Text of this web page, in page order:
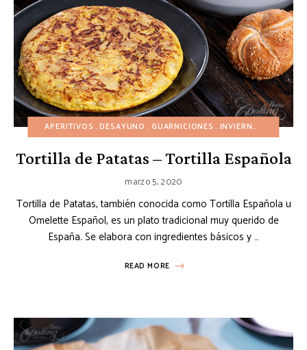
APERITIVOS DESAYUNO GUARNICIONES INVIERNO OTOÑO
Tortilla de Patatas – Tortilla Española
marzo 5, 2020
Tortilla de Patatas, también conocida como Tortilla Española u
Omelette Español, es un plato tradicional muy querido de
España. Se elabora con ingredientes básicos y …
READ MORE